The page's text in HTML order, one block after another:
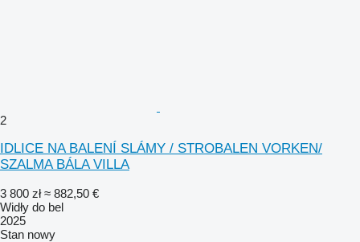
2
IDLICE NA BALENÍ SLÁMY / STROBALEN VORKEN/
SZALMA BÁLA VILLA
3 800 zł ≈ 882,50 €
Widły do bel
2025
Stan nowy